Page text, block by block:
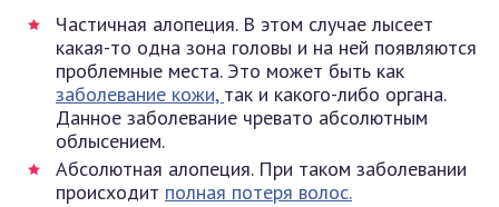
Частичная алопеция. В этом случае лысеет
какая-то одна зона головы и на ней появляются
проблемные места. Это может быть как
заболевание кожи, так и какого-либо органа.
Данное заболевание чревато абсолютным
облысением.
Абсолютная алопеция. При таком заболевании
происходит полная потеря волос.